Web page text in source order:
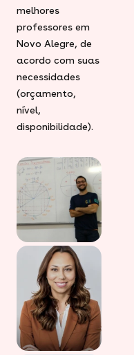
melhores
professores em
Novo Alegre, de
acordo com suas
necessidades
(orçamento,
nível,
disponibilidade).